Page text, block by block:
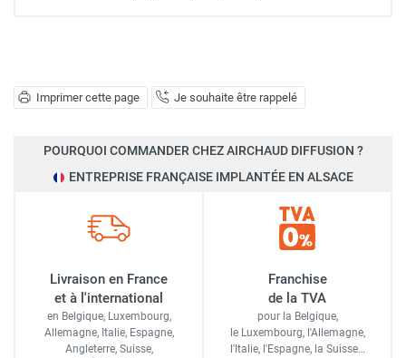
Imprimer cette page Je souhaite être rappelé
POURQUOI COMMANDER CHEZ AIRCHAUD DIFFUSION ?
ENTREPRISE FRANÇAISE IMPLANTÉE EN ALSACE
Livraison en France
et à l'international
en Belgique, Luxembourg,
Allemagne, Italie, Espagne,
Angleterre, Suisse,
Franchise
de la TVA
pour la Belgique,
le Luxembourg, l'Allemagne,
l'Italie, l'Espagne, la Suisse…